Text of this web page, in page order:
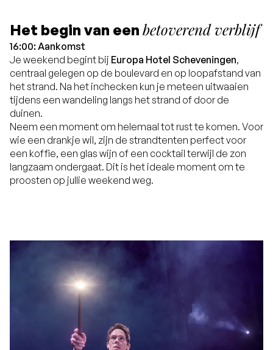
Het begin van een betoverend verblijf
16:00: Aankomst
Je weekend begint bij Europa Hotel Scheveningen,
centraal gelegen op de boulevard en op loopafstand van
het strand. Na het inchecken kun je meteen uitwaaien
tijdens een wandeling langs het strand of door de
duinen.
Neem een moment om helemaal tot rust te komen. Voor
wie een drankje wil, zijn de strandtenten perfect voor
een koffie, een glas wijn of een cocktail terwijl de zon
langzaam ondergaat. Dit is het ideale moment om te
proosten op jullie weekend weg.